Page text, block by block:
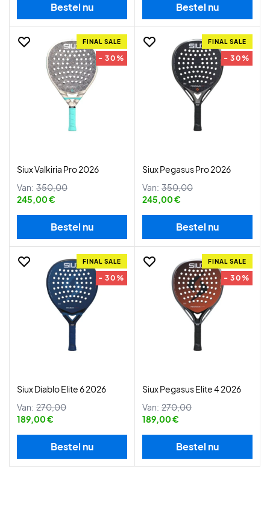
Bestel nu Bestel nu
FINAL SALE
- 30%
Siux Valkiria Pro 2026
Van: 350,00
245,00 €
Bestel nu
FINAL SALE
- 30%
Siux Pegasus Pro 2026
Van: 350,00
245,00 €
Bestel nu
FINAL SALE
- 30%
Siux Diablo Elite 6 2026
Van: 270,00
189,00 €
Bestel nu
FINAL SALE
- 30%
Siux Pegasus Elite 4 2026
Van: 270,00
189,00 €
Bestel nu